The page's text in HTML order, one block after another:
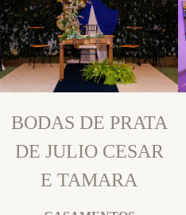
BODAS DE PRATA
DE JULIO CESAR
E TAMARA